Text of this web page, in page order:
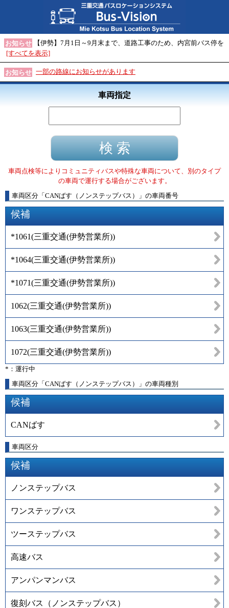
お知らせ
【伊勢】7月1日～9月末まで、道路工事のため、内宮前バス停を
[すべてを表示]
お知らせ 一部の路線にお知らせがあります
車両指定
車両点検等によりコミュニティバスや特殊な車両について、別のタイプ
の車両で運行する場合がございます。
車両区分 「 CANばす（ノンステップバス） 」 の車両番号
候補
*1061(三重交通(伊勢営業所))
*1064(三重交通(伊勢営業所))
*1071(三重交通(伊勢営業所))
1062(三重交通(伊勢営業所))
1063(三重交通(伊勢営業所))
1072(三重交通(伊勢営業所))
*：運行中
車両区分「CANばす（ノンステップバス）」の車両種別
候補
CANばす
車両区分
候補
ノンステップバス
ワンステップバス
ツーステップバス
高速バス
アンパンマンバス
復刻バス（ノンステップバス）